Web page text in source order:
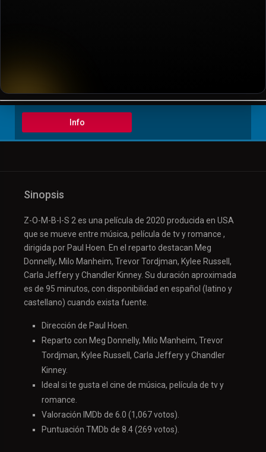
▶️ Play
Info
Sinopsis
Z-O-M-B-I-S 2 es una película de 2020 producida en USA
que se mueve entre música, película de tv y romance ,
dirigida por Paul Hoen. En el reparto destacan Meg
Donnelly, Milo Manheim, Trevor Tordjman, Kylee Russell,
Carla Jeffery y Chandler Kinney. Su duración aproximada
es de 95 minutos, con disponibilidad en español (latino y
castellano) cuando exista fuente.
Dirección de Paul Hoen.
Reparto con Meg Donnelly, Milo Manheim, Trevor
Tordjman, Kylee Russell, Carla Jeffery y Chandler
Kinney.
Ideal si te gusta el cine de música, película de tv y
romance.
Valoración IMDb de 6.0 (1,067 votos).
Puntuación TMDb de 8.4 (269 votos).